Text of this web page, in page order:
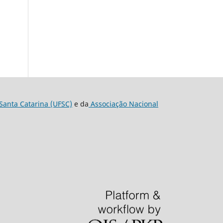
Catarina (UFSC) e da Associação Nacional